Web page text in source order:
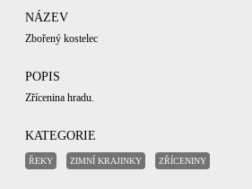
NÁZEV
Zbořený kostelec
POPIS
Zřícenina hradu.
KATEGORIE
ŘEKY ZIMNÍ KRAJINKY ZŘÍCENINY